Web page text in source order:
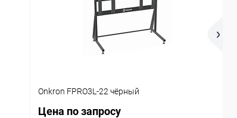
Onkron FPRO3L-22 чёрный
Цена по запросу